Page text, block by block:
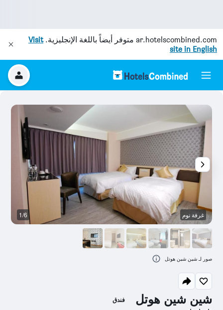
ar.hotelscombined.com متوفر أيضاً باللغة الإنجليزية.Visit
site in English
شين شين هوتل فندق
غرفة نوم 1/6
صور لـ شين شين هوتل